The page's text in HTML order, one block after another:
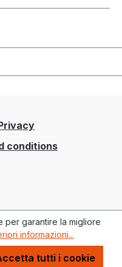
conditions
per garantire la migliore
informazioni...
tutti i cookie